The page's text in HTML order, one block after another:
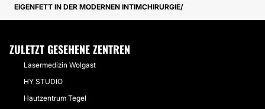
EIGENFETT IN DER MODERNEN INTIMCHIRURGIE
ZULETZT GESEHENE ZENTREN
Lasermedizin Wolgast
HY STUDIO
Hautzentrum Tegel